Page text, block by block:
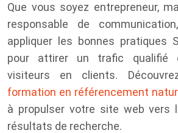
Que vous soyez entrepreneur,
responsable de
appliquer les bonnes pratiques
pour attirer un trafic qualifié
visiteurs en clients.
formation en référencement
à propulser votre site web vers
résultats de recherche.